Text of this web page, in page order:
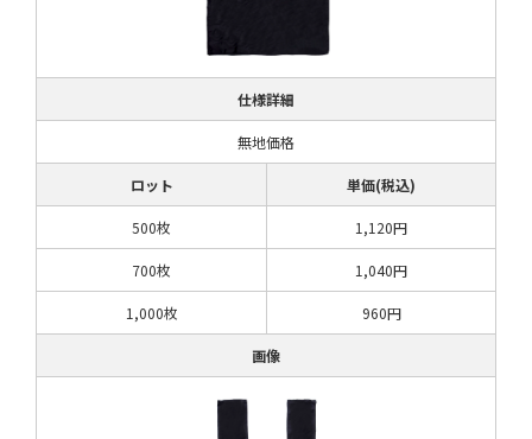
仕様詳細
無地価格
ロット 単価(税込)
500枚 1,120円
700枚 1,040円
1,000枚 960円
画像